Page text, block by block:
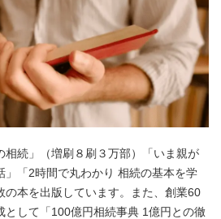
相続」（増刷８刷３万部）「いま親が
」「2時間で丸わかり 相続の基本を学
の本を出版しています。また、創業60
として「100億円相続事典 1億円との徹